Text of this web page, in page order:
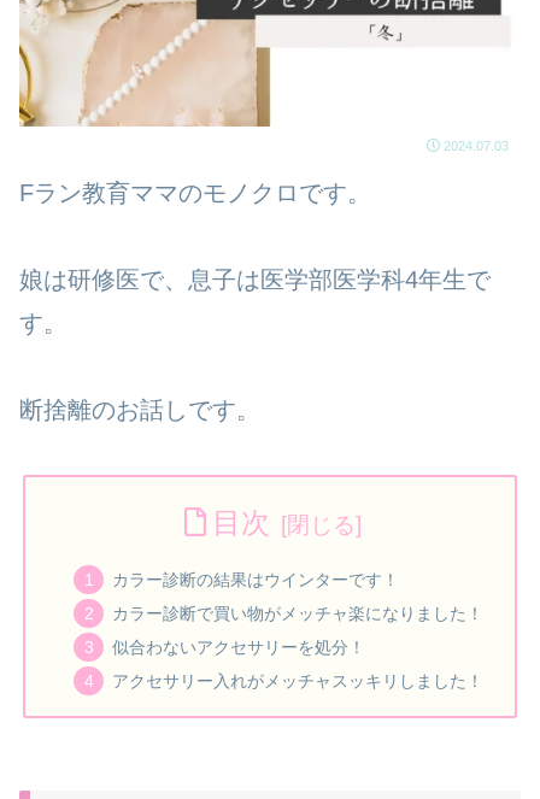
2024.07.03
Fラン教育ママのモノクロです。
娘は研修医で、息子は医学部医学科4年生で
す。
断捨離のお話しです。
目次
カラー診断の結果はウインターです！
カラー診断で買い物がメッチャ楽になりました！
似合わないアクセサリーを処分！
アクセサリー入れがメッチャスッキリしました！